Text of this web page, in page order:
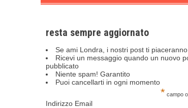
resta sempre aggiornato
Se ami Londra, i nostri post ti piaceranno
Ricevi un messaggio quando un nuovo
pubblicato
Niente spam! Garantito
Puoi cancellarti in ogni momento
* campo
Indirizzo Email